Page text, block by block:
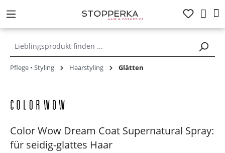
springen
Pflege • Styling Haarstyling Glätten
Color Wow Dream Coat Supernatural Spray:
für seidig-glattes Haar